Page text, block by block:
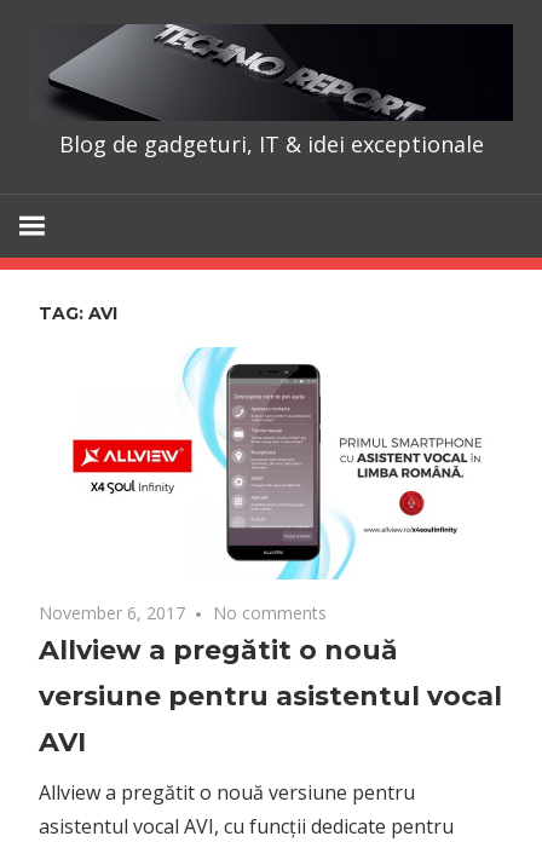
content
Blog de gadgeturi, IT & idei exceptionale
TAG: AVI
November 6, 2017 No comments
Allview a pregătit o nouă
versiune pentru asistentul vocal
AVI
Allview a pregătit o nouă versiune pentru
asistentul vocal AVI, cu funcții dedicate pentru